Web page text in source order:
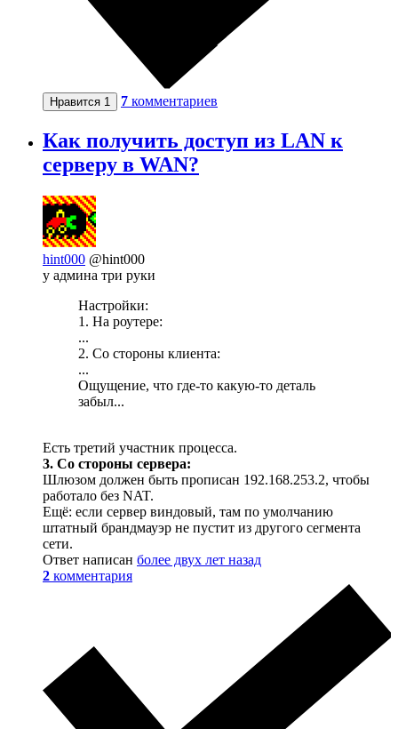
Нравится 1 7 комментариев
Как получить доступ из LAN к
серверу в WAN?
hint000 @hint000
у админа три руки
Настройки:
1. На роутере:
...
2. Со стороны клиента:
...
Ощущение, что где-то какую-то деталь
забыл...
Есть третий участник процесса.
3. Со стороны сервера:
Шлюзом должен быть прописан 192.168.253.2, чтобы
работало без NAT.
Ещё: если сервер виндовый, там по умолчанию
штатный брандмауэр не пустит из другого сегмента
сети.
Ответ написан более двух лет назад
2 комментария